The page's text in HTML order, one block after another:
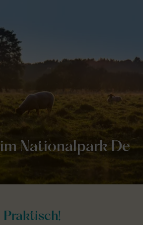
Nationalpark De
Praktisch!